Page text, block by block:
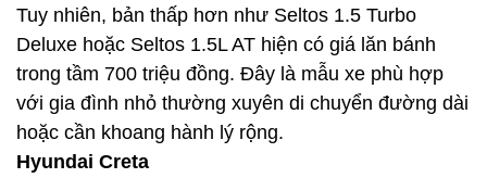
Tuy nhiên, bản thấp hơn như Seltos 1.5 Turbo
Deluxe hoặc Seltos 1.5L AT hiện có giá lăn bánh
trong tầm 700 triệu đồng. Đây là mẫu xe phù hợp
với gia đình nhỏ thường xuyên di chuyển đường dài
hoặc cần khoang hành lý rộng.
Hyundai Creta